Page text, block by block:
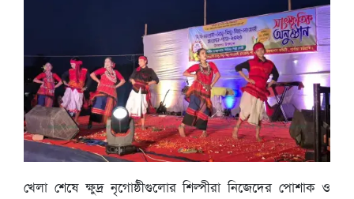
খেলা শেষে ক্ষুদ্র নৃগোষ্ঠীগুলোর শিল্পীরা নিজেদের পোশাক ও